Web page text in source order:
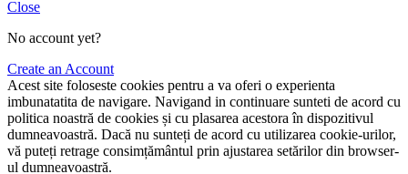
Close
No account yet?
Create an Account
Acest site foloseste cookies pentru a va oferi o experienta
imbunatatita de navigare. Navigand in continuare sunteti de acord cu
politica noastră de cookies și cu plasarea acestora în dispozitivul
dumneavoastră. Dacă nu sunteți de acord cu utilizarea cookie-urilor,
vă puteți retrage consimțământul prin ajustarea setărilor din browser-
ul dumneavoastră.